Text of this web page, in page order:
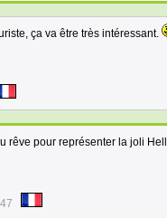
ça va être très intéressant.
rêve pour représenter la joli